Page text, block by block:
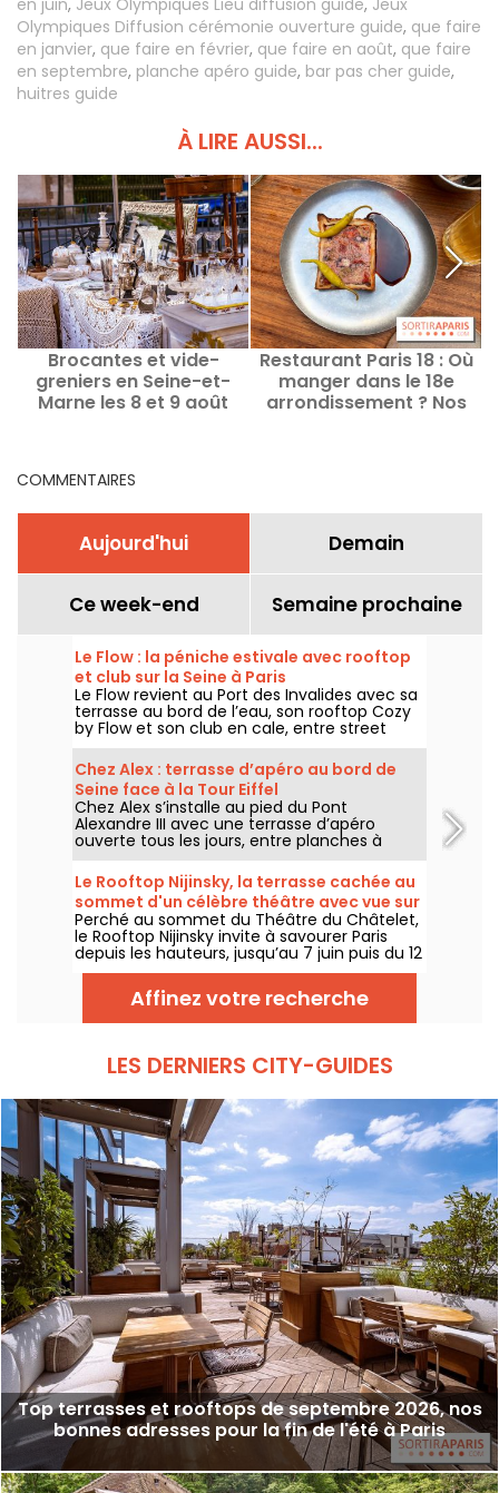
en juin, Jeux Olympiques Lieu diffusion guide, Jeux
Olympiques Diffusion cérémonie ouverture guide, que faire
en janvier, que faire en février, que faire en août, que faire
en septembre, planche apéro guide, bar pas cher guide,
huitres guide
À LIRE AUSSI...
Brocantes et vide-
greniers en Seine-et-
Marne les 8 et 9 août
Restaurant Paris 18 : Où
manger dans le 18e
arrondissement ? Nos
COMMENTAIRES
Aujourd'hui Demain
Ce week-end Semaine prochaine
Le Flow : la péniche estivale avec rooftop
et club sur la Seine à Paris
Le Flow revient au Port des Invalides avec sa
terrasse au bord de l’eau, son rooftop Cozy
by Flow et son club en cale, entre street
food, cocktails, DJ sets et soirées d’été sur la
Seine.
Chez Alex : terrasse d’apéro au bord de
Seine face à la Tour Eiffel
Chez Alex s’installe au pied du Pont
Alexandre III avec une terrasse d’apéro
ouverte tous les jours, entre planches à
partager, cocktails, vue sur la Seine et
ambiance d’été face à la Tour Eiffel.
Le Rooftop Nijinsky, la terrasse cachée au
sommet d'un célèbre théâtre avec vue sur
Paris
Perché au sommet du Théâtre du Châtelet,
le Rooftop Nijinsky invite à savourer Paris
depuis les hauteurs, jusqu’au 7 juin puis du 12
juillet au 21 septembre 2026, entre terrasse
panoramique, cocktails, cuisine toute la
journée et DJ sets jusqu’au bout de la nuit.
Affinez votre recherche
LES DERNIERS CITY-GUIDES
Top terrasses et rooftops de septembre 2026, nos
bonnes adresses pour la fin de l'été à Paris